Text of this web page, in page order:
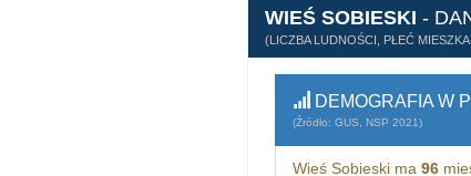
WIEŚ SOBIESKI -
(LICZBA LUDNOŚCI, PŁEĆ
DEMOGRAFIA W
(Źródło: GUS, NSP 2021)
Wieś Sobieski ma 96